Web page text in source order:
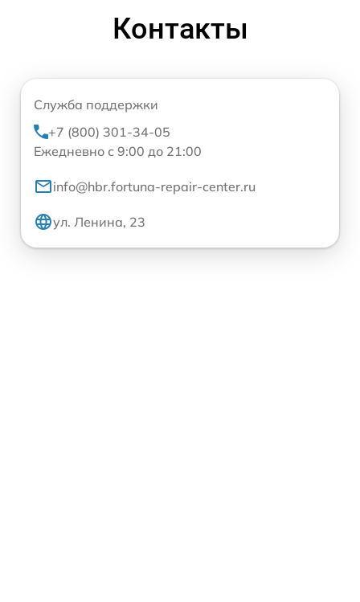
Контакты
Служба поддержки
+7 (800) 301-34-05
Ежедневно с 9:00 до 21:00
info@hbr.fortuna-repair-center.ru
ул. Ленина, 23